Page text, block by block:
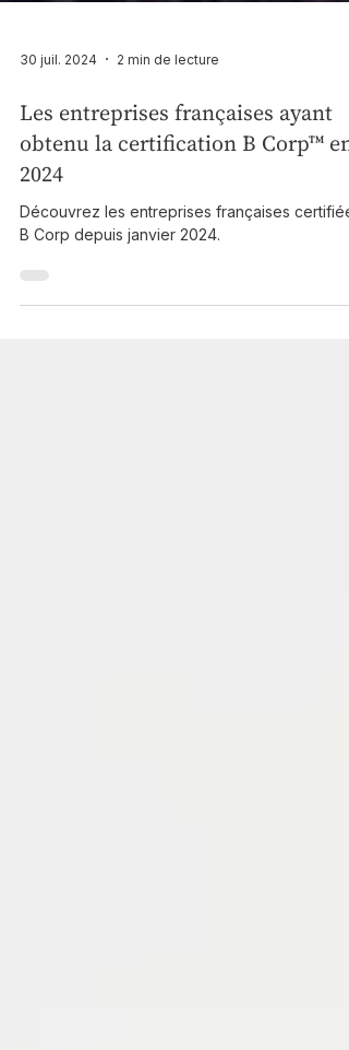
30 juil. 2024 2 min de lecture
Les entreprises françaises ayant
obtenu la certification B Corp™ en
2024
B Corp depuis janvier 2024.